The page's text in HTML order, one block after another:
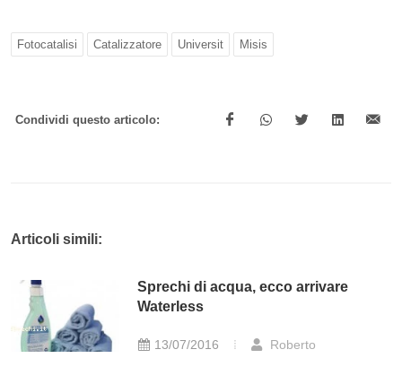
Fotocatalisi Catalizzatore Universit Misis
Condividi questo articolo:
Articoli simili:
Sprechi di acqua, ecco arrivare
Waterless
13/07/2016 Roberto